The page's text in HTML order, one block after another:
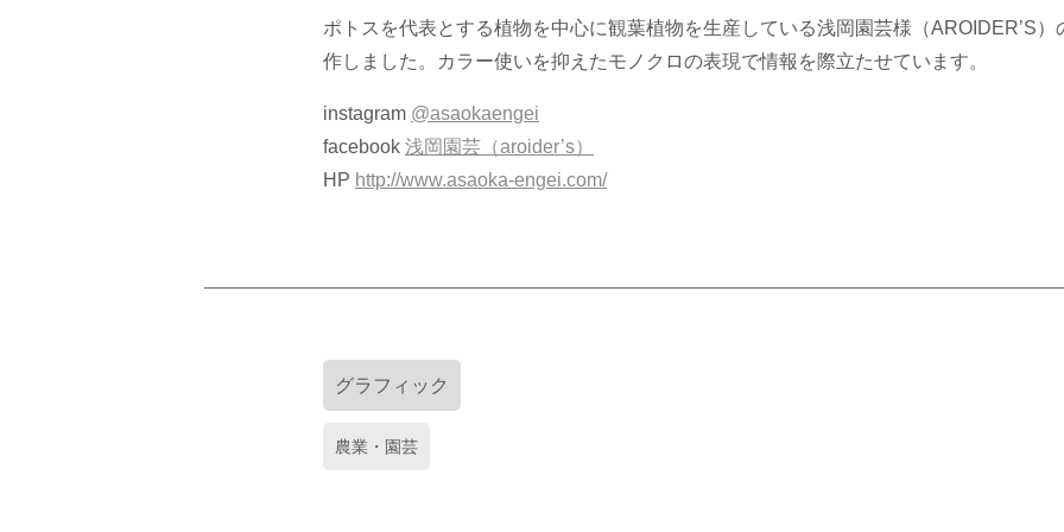
ポトスを代表とする植物を中心に観葉植物を生産している浅岡園芸様（AROIDER’S）
作しました。カラー使いを抑えたモノクロの表現で情報を際立たせています。
instagram @asaokaengei
facebook 浅岡園芸（aroider’s）
HP http://www.asaoka-engei.com/
グラフィック
農業・園芸